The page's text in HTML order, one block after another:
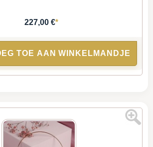
227,00 €*
TOE AAN WINKELMANDJE